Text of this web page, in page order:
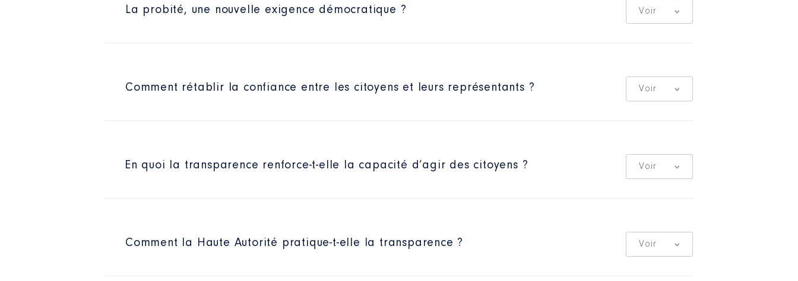
Voir
La probité, une nouvelle exigence démocratique ?
Voir
Comment rétablir la confiance entre les citoyens et leurs représentants ?
Voir
En quoi la transparence renforce-t-elle la capacité d’agir des citoyens ?
Voir
Comment la Haute Autorité pratique-t-elle la transparence ?